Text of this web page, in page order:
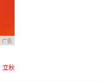
广告
立秋